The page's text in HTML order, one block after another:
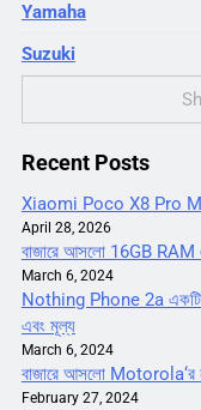
Yamaha
Suzuki
Recent Posts
Xiaomi Poco X8 Pro
April 28, 2026
বাজারে আসলো 16GB RAM
March 6, 2024
Nothing Phone 2a একটি
এবং মূল্য
March 6, 2024
বাজারে আসলো Motorola‘র
February 27, 2024